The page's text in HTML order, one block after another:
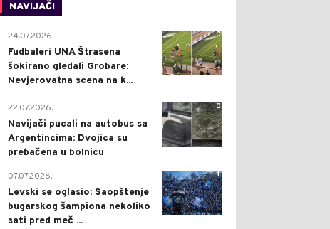
NAVIJAČI
0
24.07.2026.
Fudbaleri UNA Štrasena
šokirano gledali Grobare:
Nevjerovatna scena na k...
0
22.07.2026.
Navijači pucali na autobus sa
Argentincima: Dvojica su
prebačena u bolnicu
1
07.07.2026.
Levski se oglasio: Saopštenje
bugarskog šampiona nekoliko
sati pred meč ...